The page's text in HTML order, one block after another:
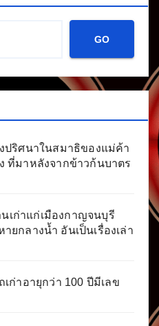
GO
ปริศนาในสมาธิของแม่ค้า
ที่มาหลังจากข้าวก้นบาตร
เก่าแก่เมืองกาญจนบุรี
ยกลางน้ำ อันเป็นเรื่องเล่า
ก่าอายุกว่า 100 ปีมีเลข